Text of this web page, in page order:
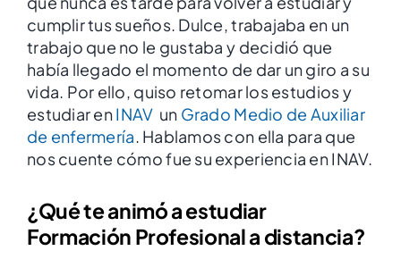
cumplir tus sueños. Dulce, trabajaba en un
trabajo que no le gustaba y decidió que
había llegado el momento de dar un giro a su
vida. Por ello, quiso retomar los estudios y
estudiar enINAV un Grado Medio de Auxiliar
de enfermería. Hablamos con ella para que
nos cuente cómo fue su experiencia en INAV.
¿Qué te animó a estudiar
Formación Profesional a distancia?